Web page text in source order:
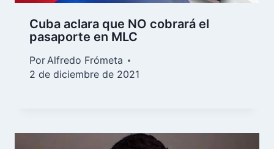
Cuba aclara que NO cobrará el
pasaporte en MLC
PorAlfredo Frómeta
2 de diciembre de 2021